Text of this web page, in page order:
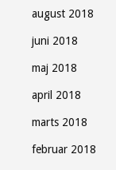
august 2018
juni 2018
maj 2018
april 2018
marts 2018
februar 2018